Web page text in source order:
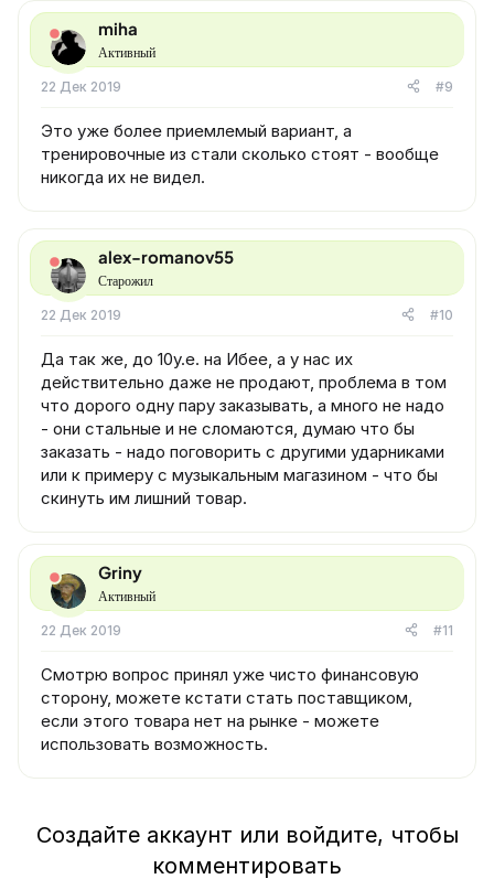
miha
Активный
22 Дек 2019 #9
Это уже более приемлемый вариант, а
тренировочные из стали сколько стоят - вообще
никогда их не видел.
alex-romanov55
Старожил
22 Дек 2019 #10
Да так же, до 10у.е. на Ибее, а у нас их
действительно даже не продают, проблема в том
что дорого одну пару заказывать, а много не надо
- они стальные и не сломаются, думаю что бы
заказать - надо поговорить с другими ударниками
или к примеру с музыкальным магазином - что бы
скинуть им лишний товар.
Griny
Активный
22 Дек 2019 #11
Смотрю вопрос принял уже чисто финансовую
сторону, можете кстати стать поставщиком,
если этого товара нет на рынке - можете
использовать возможность.
Создайте аккаунт или войдите, чтобы
комментировать